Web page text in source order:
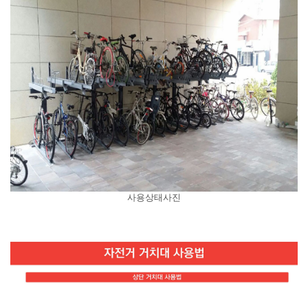
사용상태사진